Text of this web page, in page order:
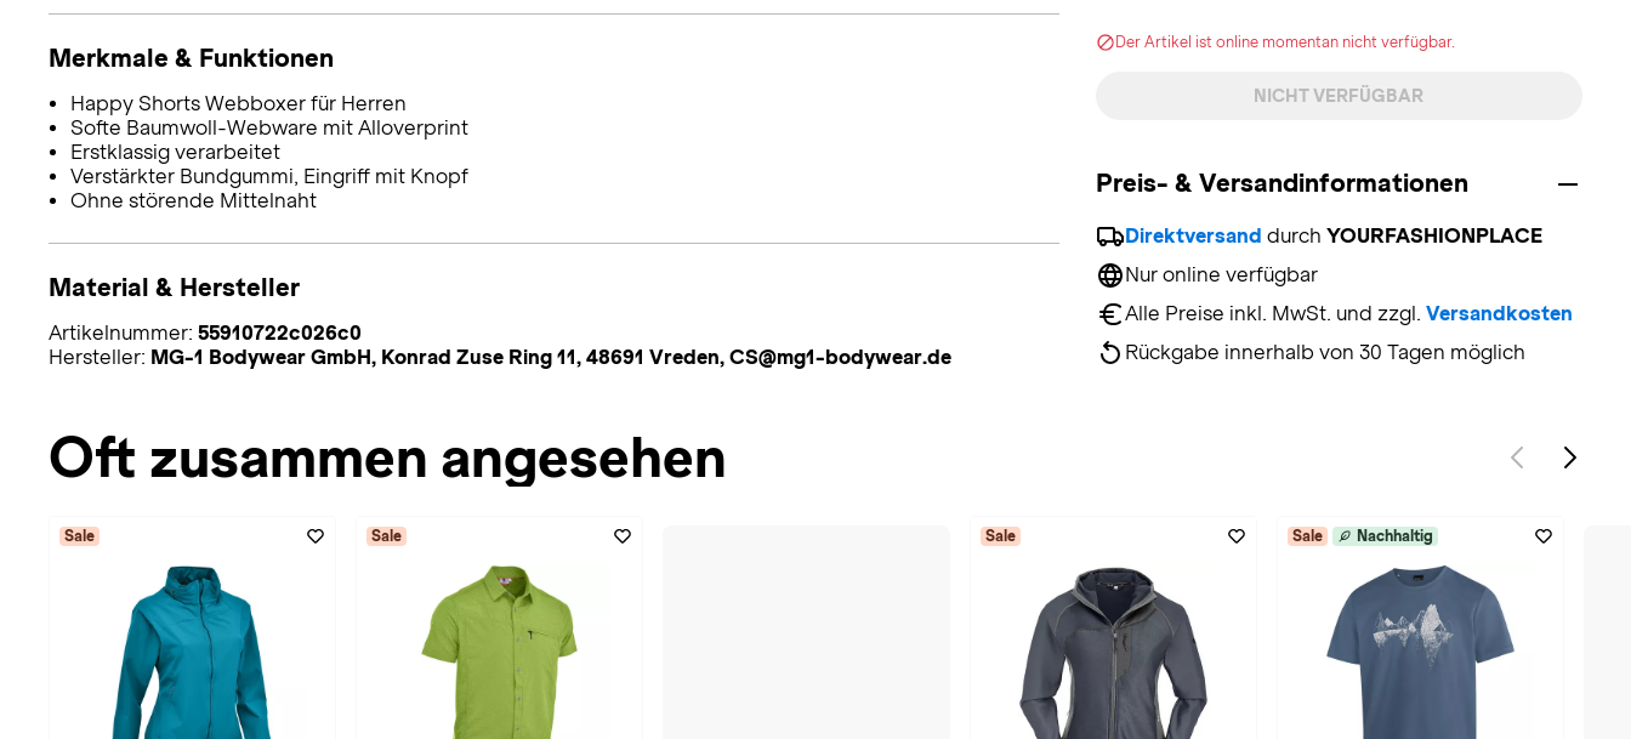
Der Artikel ist online momentan nicht verfügbar.
NICHT VERFÜGBAR
Preis- & Versandinformationen
Direktversand durch YOURFASHIONPLACE
Nur online verfügbar
Alle Preise inkl. MwSt. und zzgl. Versandkosten
Rückgabe innerhalb von 30 Tagen möglich
Merkmale & Funktionen
Happy Shorts Webboxer für Herren
Softe Baumwoll-Webware mit Alloverprint
Erstklassig verarbeitet
Verstärkter Bundgummi, Eingriff mit Knopf
Ohne störende Mittelnaht
Material & Hersteller
Artikelnummer: 55910722c026c0
Hersteller: MG-1 Bodywear GmbH, Konrad Zuse Ring 11, 48691 Vreden, CS@mg1-bodywear.de
Oft zusammen angesehen
Sale Sale Sale Sale Nachhaltig